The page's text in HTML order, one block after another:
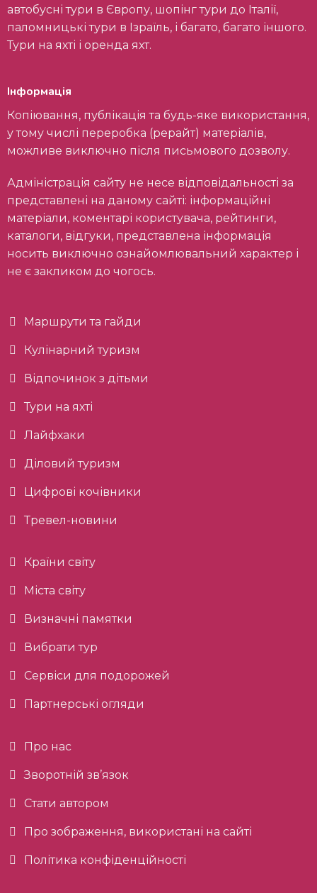
автобусні тури в Європу, шопінг тури до Італії,
паломницькі тури в Ізраїль, і багато, багато іншого.
Тури на яхті і оренда яхт.
Інформація
Копіювання, публікація та будь-яке використання,
у тому числі переробка (рерайт) матеріалів,
можливе виключно після письмового дозволу.
Адміністрація сайту не несе відповідальності за
представлені на даному сайті: інформаційні
матеріали, коментарі користувача, рейтинги,
каталоги, відгуки, представлена інформація
носить виключно ознайомлювальний характер і
не є закликом до чогось.
Маршрути та гайди
Кулінарний туризм
Відпочинок з дітьми
Тури на яхті
Лайфхаки
Діловий туризм
Цифрові кочівники
Тревел-новини
Країни світу
Міста світу
Визначні памятки
Вибрати тур
Сервіси для подорожей
Партнерські огляди
Про нас
Зворотній зв’язок
Стати автором
Про зображення, використані на сайті
Політика конфіденційності